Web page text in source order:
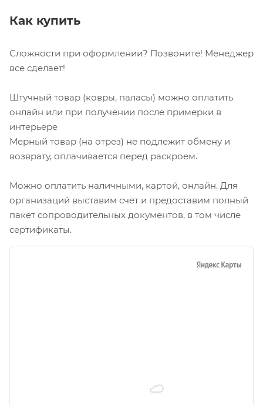
Как купить
Сложности при оформлении? Позвоните! Менеджер
все сделает!
Штучный товар (ковры, паласы) можно оплатить
онлайн или при получении после примерки в
интерьере
Мерный товар (на отрез) не подлежит обмену и
возврату, оплачивается перед раскроем.
Можно оплатить наличными, картой, онлайн. Для
организаций выставим счет и предоставим полный
пакет сопроводительных документов, в том числе
сертификаты.